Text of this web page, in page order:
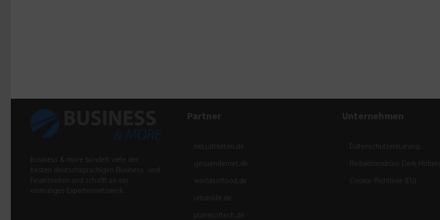
business & more bündelt viele der
besten deutschsprachigen Business -und
Finanzseiten und schafft so ein
einmaliges Expertennetzwerk.
Partner
netzathleten.de
gesuendernet.de
worldsoffood.de
urbanlife.de
planetoftech.de
Unternehmen
Datenschutzerklärung
Redaktionsbüro Derk
Cookie-Richtlinie (EU)